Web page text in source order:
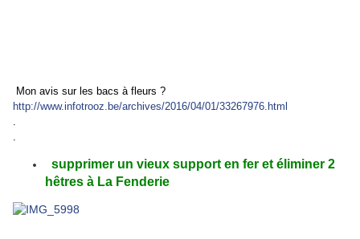
Mon avis sur les bacs à fleurs ?
http://www.infotrooz.be/archives/2016/04/01/33267976.html
.
.
supprimer un vieux support en fer et éliminer 2
hêtres à La Fenderie